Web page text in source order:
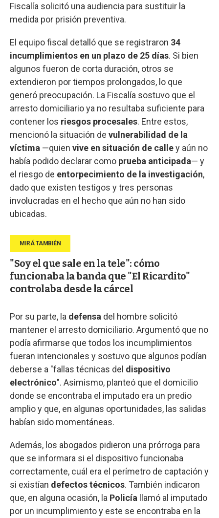
Fiscalía solicitó una audiencia para sustituir la
medida por prisión preventiva.
El equipo fiscal detalló que se registraron 34
incumplimientos en un plazo de 25 días. Si bien
algunos fueron de corta duración, otros se
extendieron por tiempos prolongados, lo que
generó preocupación. La Fiscalía sostuvo que el
arresto domiciliario ya no resultaba suficiente para
contener los riesgos procesales. Entre estos,
mencionó la situación de vulnerabilidad de la
víctima —quien vive en situación de calley aún no
había podido declarar como prueba anticipada— y
el riesgo de entorpecimiento de la investigación,
dado que existen testigos y tres personas
involucradas en el hecho que aún no han sido
ubicadas.
"Soy el que sale en la tele": cómo
funcionaba la banda que "El Ricardito"
controlaba desde la cárcel
Por su parte, la defensa del hombre solicitó
mantener el arresto domiciliario. Argumentó que no
podía afirmarse que todos los incumplimientos
fueran intencionales y sostuvo que algunos podían
deberse a "fallas técnicas del dispositivo
electrónico". Asimismo, planteó que el domicilio
donde se encontraba el imputado era un predio
amplio y que, en algunas oportunidades, las salidas
habían sido momentáneas.
Además, los abogados pidieron una prórroga para
que se informara si el dispositivo funcionaba
correctamente, cuál era el perímetro de captación y
si existían defectos técnicos. También indicaron
que, en alguna ocasión, la Policía llamó al imputado
por un incumplimiento y este se encontraba en la